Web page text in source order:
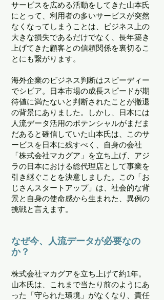
サービスを広める活動をしてきた山本氏
にとって、利用者の多いサービスが突然
なくなってしまうことは、ビジネス上の
大きな損失であるだけでなく、長年築き
上げてきた顧客との信頼関係を裏切るこ
とにも繋がります。
海外企業のビジネス判断はスピーディー
でシビア。日本市場の成長スピードが期
待値に満たないと判断されたことが撤退
の背景にありました。しかし、日本には
人流データ活用のポテンシャルがまだま
だあると確信していた山本氏は、このサ
ービスを日本に残すべく、自身の会社
「株式会社マカグア」を立ち上げ、アジ
ラの日本における総代理店として事業を
引き継ぐことを決意しました。この「お
じさんスタートアップ」は、社会的な背
景と自身の使命感から生まれた、異例の
挑戦と言えます。
なぜ今、人流データが必要なの
か？
株式会社マカグアを立ち上げて約1年。
山本氏は、これまで当たり前のようにあ
った「守られた環境」がなくなり、責任